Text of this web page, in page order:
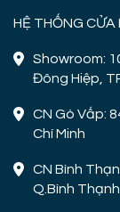
HỆ THỐNG CỬA
Showroom:
Đông Hiệp,
CN Gò Vấp:
Chí Minh
CN Bình
Q.Bình